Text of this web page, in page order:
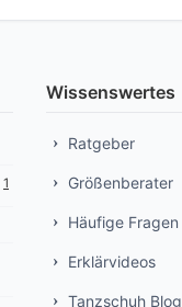
1
Wissenswertes
Ratgeber
Größenberater
Häufige Fragen
Erklärvideos
Tanzschuh Blog